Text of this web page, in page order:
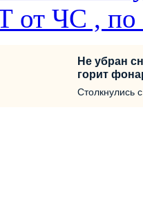
от ЧС ,
Не убран
горит
Столкнулись